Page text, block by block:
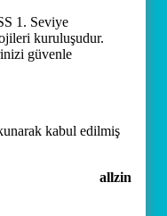
1. Seviye
kuruluşudur.
güvenle
kabul edilmiş
allzin